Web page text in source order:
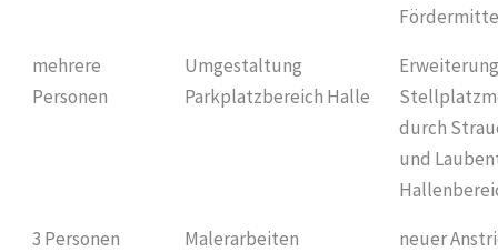
mehrere
Personen
Umgestaltung
Parkplatzbereich Halle
durch
und
3 Personen
Malerarbeiten
neuer